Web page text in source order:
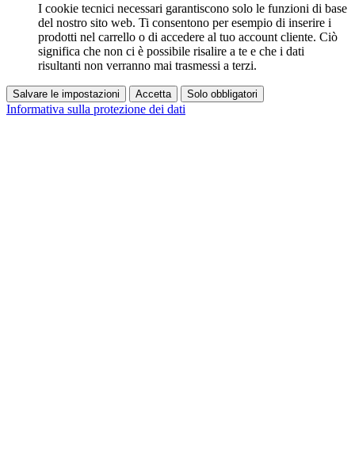
I cookie tecnici necessari garantiscono solo le funzioni di base
del nostro sito web. Ti consentono per esempio di inserire i
prodotti nel carrello o di accedere al tuo account cliente. Ciò
significa che non ci è possibile risalire a te e che i dati
risultanti non verranno mai trasmessi a terzi.
Salvare le impostazioni Accetta Solo obbligatori
Informativa sulla protezione dei dati